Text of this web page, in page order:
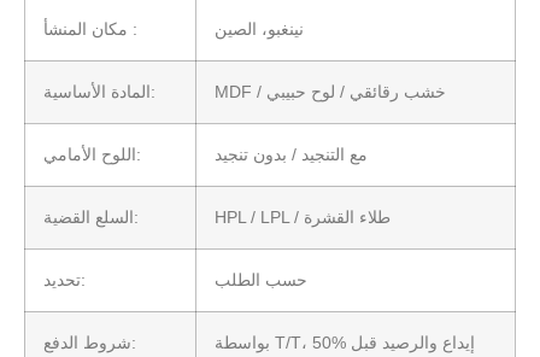
مكان المنشأ : نينغبو، الصين
المادة الأساسية: MDF / خشب رقائقي / لوح حبيبي
اللوح الأمامي: مع التنجيد / بدون تنجيد
السلع القضية: HPL / LPL / طلاء القشرة
تحديد: حسب الطلب
شروط الدفع:
بواسطة T/T، 50% إيداع والرصيد قبل